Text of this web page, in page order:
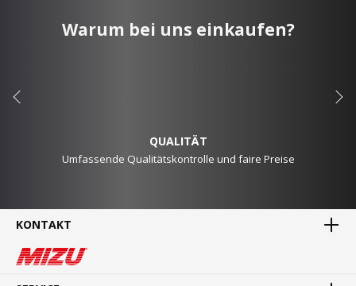
Warum bei uns einkaufen?
QUALITÄT
Umfassende Qualitätskontrolle und faire Preise
KONTAKT